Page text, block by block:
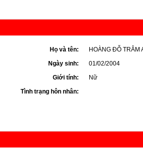
Họ và tên:
HOÀNG ĐỖ TRÂM
Ngày sinh:
01/02/2004
Giới tính:
Nữ
Tình trạng hôn nhân: